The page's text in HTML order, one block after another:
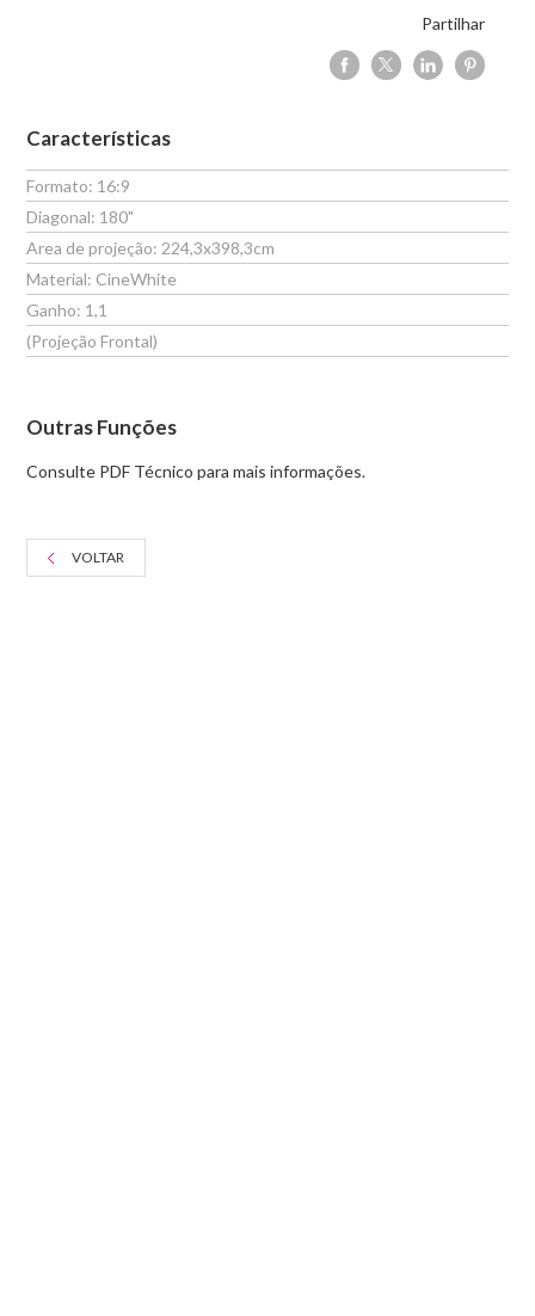
Partilhar
Características
Formato: 16:9
Diagonal: 180"
Area de projeção: 224,3x398,3cm
Material: CineWhite
Ganho: 1,1
(Projeção Frontal)
Outras Funções
Consulte PDF Técnico para mais informações.
VOLTAR